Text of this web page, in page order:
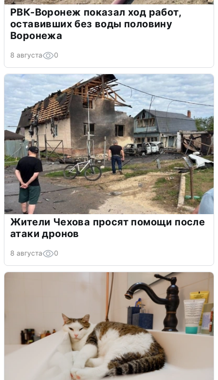
РВК-Воронеж показал ход работ,
оставивших без воды половину
Воронежа
8 августа 0
Жители Чехова просят помощи после
атаки дронов
8 августа 0